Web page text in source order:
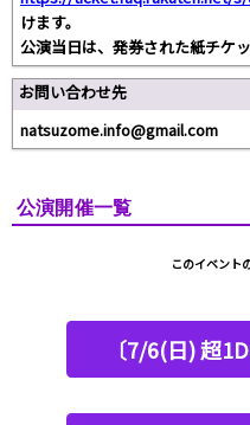
けます。
公演当日は、発券された紙チケ
お問い合わせ先
natsuzome.info@gmail.com
公演開催一覧
このイベント
〔7/6(日) 超